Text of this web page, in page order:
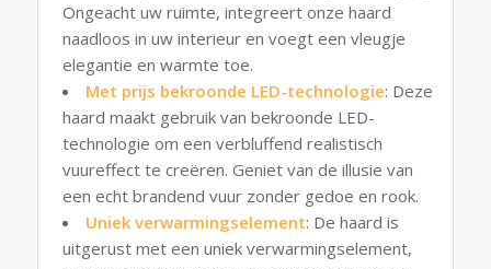
Ongeacht uw ruimte, integreert onze haard
naadloos in uw interieur en voegt een vleugje
elegantie en warmte toe.
Met prijs bekroonde LED-technologie: Deze
haard maakt gebruik van bekroonde LED-
technologie om een verbluffend realistisch
vuureffect te creëren. Geniet van de illusie van
een echt brandend vuur zonder gedoe en rook.
Uniek verwarmingselement: De haard is
uitgerust met een uniek verwarmingselement,